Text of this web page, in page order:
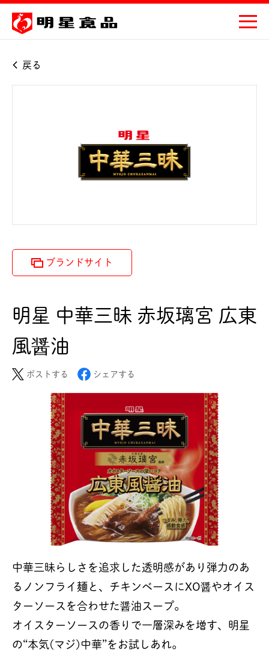
戻る
ブランドサイト
明星 中華三昧 赤坂璃宮 広東
風醤油
ポストする シェアする
中華三昧らしさを追求した透明感があり弾力のあ
るノンフライ麺と、チキンベースにXO醤やオイス
ターソースを合わせた醤油スープ。
オイスターソースの香りで一層深みを増す、明星
の“本気(マジ)中華”をお試しあれ。